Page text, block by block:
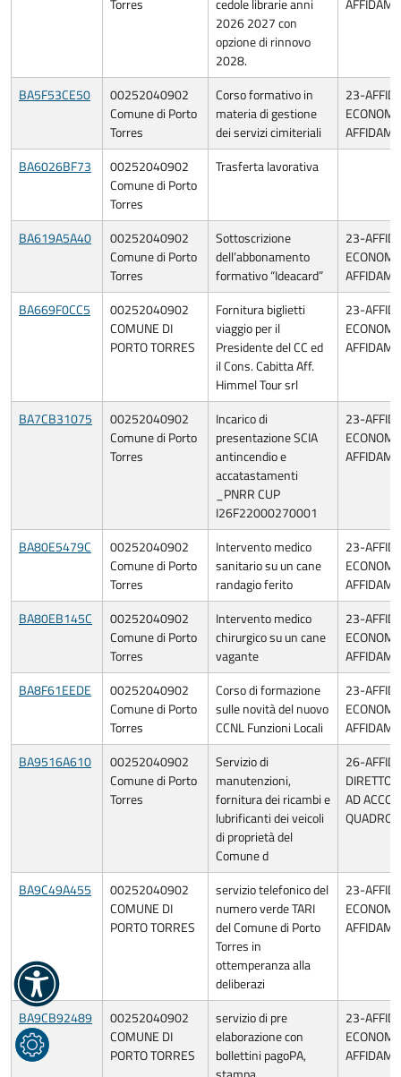
Torres
cedole librarie anni
2026 2027 con
opzione di rinnovo
2028.
BA5F53CE50
00252040902
Comune di Porto
Torres
Corso formativo in
materia di gestione
dei servizi cimiteriali
23-
BA6026BF73
00252040902
Comune di Porto
Torres
Trasferta lavorativa
BA619A5A40
00252040902
Comune di Porto
Torres
Sottoscrizione
dell’abbonamento
formativo “Ideacard”
23-
BA669F0CC5
00252040902
COMUNE DI
PORTO TORRES
Fornitura biglietti
viaggio per il
Presidente del CC ed
il Cons. Cabitta Aff.
Himmel Tour srl
23-
BA7CB31075
00252040902
Comune di Porto
Torres
Incarico di
presentazione SCIA
antincendio e
accatastamenti
_PNRR CUP
I26F22000270001
23-
BA80E5479C
00252040902
Comune di Porto
Torres
Intervento medico
sanitario su un cane
randagio ferito
23-
BA80EB145C
00252040902
Comune di Porto
Torres
Intervento medico
chirurgico su un cane
vagante
23-
BA8F61EEDE
00252040902
Comune di Porto
Torres
Corso di formazione
sulle novità del nuovo
CCNL Funzioni Locali
23-
BA9516A610
00252040902
Comune di Porto
Torres
Servizio di
manutenzioni,
fornitura dei ricambi e
lubrificanti dei veicoli
di proprietà del
Comune d
26-
DIRETTO
AD
QUADRO/
BA9C49A455
00252040902
COMUNE DI
PORTO TORRES
servizio telefonico del
numero verde TARI
del Comune di Porto
Torres in
ottemperanza alla
deliberazi
23-
BA9CB92489
00252040902
COMUNE DI
PORTO TORRES
servizio di pre
elaborazione con
bollettini pagoPA,
23-